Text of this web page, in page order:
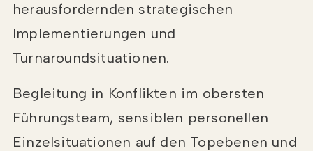
herausfordernden strategischen
Implementierungen und
Turnaroundsituationen.
Begleitung in Konflikten im obersten
Führungsteam, sensiblen personellen
Einzelsituationen auf den Topebenen und